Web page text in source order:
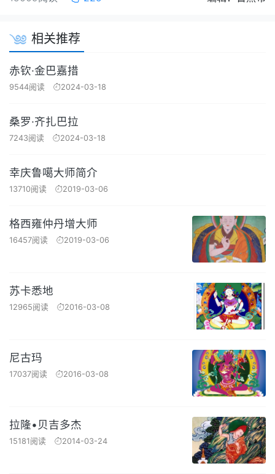
相关推荐
赤钦·金巴嘉措
9544阅读 2024-03-18
桑罗·齐扎巴拉
7243阅读 2024-03-18
幸庆鲁噶大师简介
13710阅读 2019-03-06
格西雍仲丹增大师
16457阅读 2019-03-06
苏卡悉地
12965阅读 2016-03-08
尼古玛
17037阅读 2016-03-08
拉隆•贝吉多杰
15181阅读 2014-03-24